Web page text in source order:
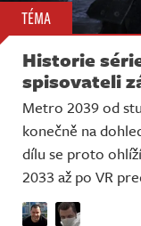
Soutěže
Databáze
Komunita
Redakce
Živě
TÉMA
Historie
spisovateli
Metro 2039 od
konečně na
dílu se proto
2033 až po VR